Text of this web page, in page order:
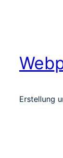
Erstellung